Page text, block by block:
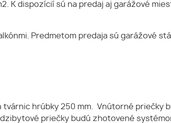
K dispozícií sú na predaj aj garážové
Predmetom predaja sú garážové
hrúbky 250 mm. Vnútorné priečky
priečky budú zhotovené